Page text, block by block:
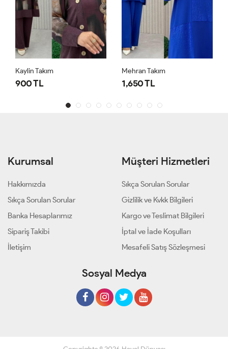
Kaylin Takım
900 TL
Mehran Takım
1,650 TL
Kurumsal
Hakkımızda
Sıkça Sorulan Sorular
Banka Hesaplarımız
Sipariş Takibi
İletişim
Müşteri Hizmetleri
Sıkça Sorulan Sorular
Gizlilik ve Kvkk Bilgileri
Kargo ve Teslimat Bilgileri
İptal ve İade Koşulları
Mesafeli Satış Sözleşmesi
Sosyal Medya